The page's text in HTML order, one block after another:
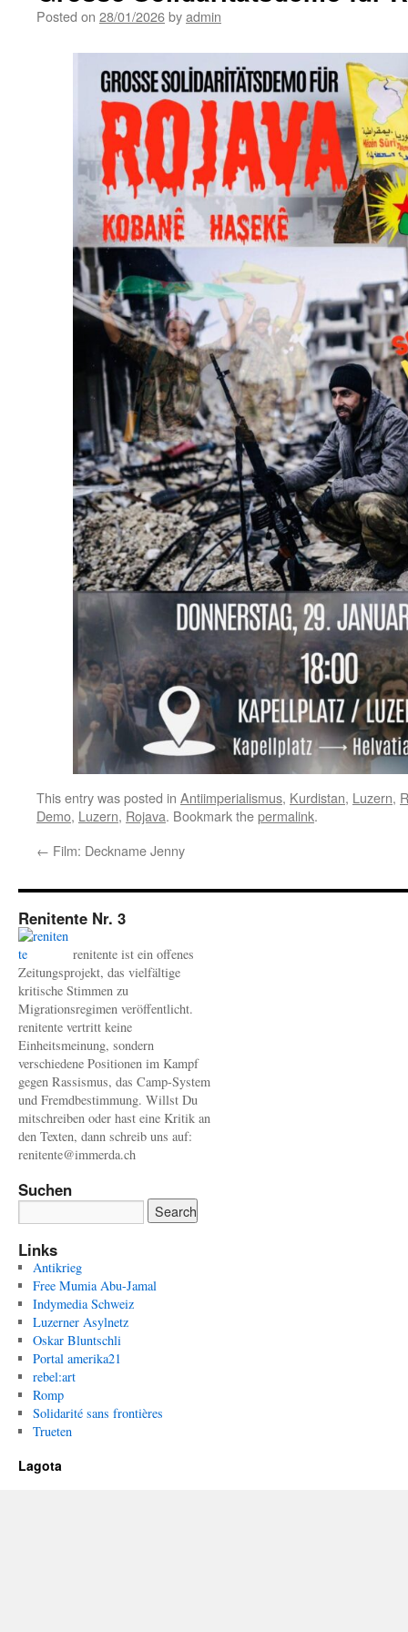
Posted on 28/01/2026byadmin
This entry was posted in Antiimperialismus, Kurdistan, Luzern,
Demo, Luzern, Rojava. Bookmark thepermalink.
← Film: Deckname Jenny
Renitente Nr. 3
renitente ist ein offenes
Zeitungsprojekt, das vielfältige
kritische Stimmen zu
Migrationsregimen veröffentlicht.
renitente vertritt keine
Einheitsmeinung, sondern
verschiedene Positionen im Kampf
gegen Rassismus, das Camp-System
und Fremdbestimmung. Willst Du
mitschreiben oder hast eine Kritik an
den Texten, dann schreib uns auf:
renitente@immerda.ch
Suchen
Links
Antikrieg
Free Mumia Abu-Jamal
Indymedia Schweiz
Luzerner Asylnetz
Oskar Bluntschli
Portal amerika21
rebel:art
Romp
Solidarité sans frontières
Trueten
Lagota